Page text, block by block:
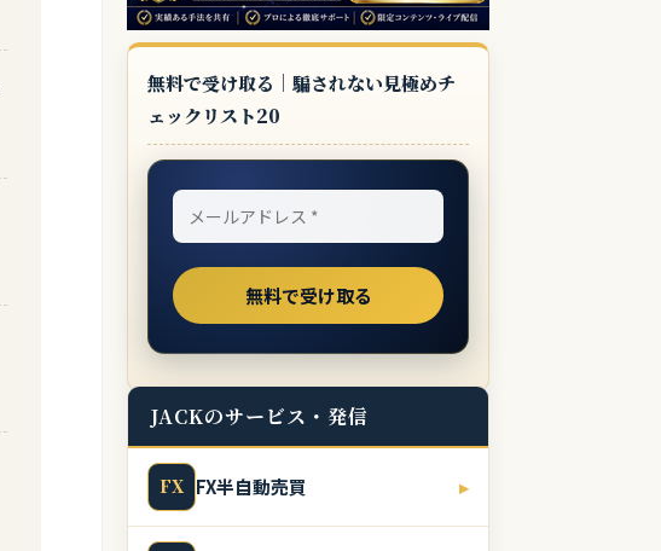
無料で受け取る｜騙されない見極めチ
ェックリスト20
JACKのサービス・発信
FX FX半自動売買 ▸